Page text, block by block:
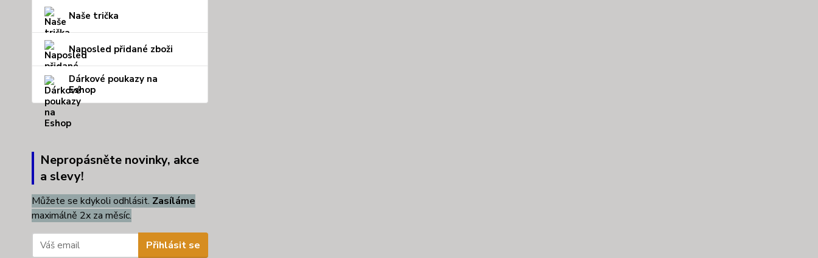
Naše trička
Naposled přidané zboži
Dárkové poukazy na
Eshop
Nepropásněte novinky, akce
a slevy!
Můžete se kdykoli odhlásit. Zasíláme
maximálně 2x za měsíc.
Přihlásit se